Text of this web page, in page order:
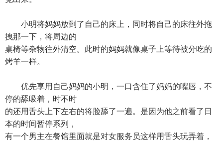
小明将妈妈放到了自己的床上，同时将自己的床往外拖
拽那一下，将周边的
桌椅等杂物往外清空。此时的妈妈就像桌子上等待被分吃的
烤羊一样。
优先享用自己妈妈的小明，一口含住了妈妈的嘴唇，不
停的舔吸着，时不时
的还用舌头上下左右的将脸舔了一遍。是因为他之前看了日
本的时间暂停系列，
有一个男主在餐馆里面就是对女服务员这样用舌头玩弄着，